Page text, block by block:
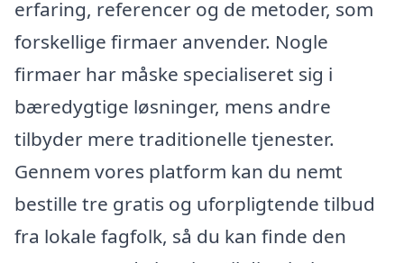
erfaring, referencer og de metoder, som
forskellige firmaer anvender. Nogle
firmaer har måske specialiseret sig i
bæredygtige løsninger, mens andre
tilbyder mere traditionelle tjenester.
Gennem vores platform kan du nemt
bestille tre gratis og uforpligtende tilbud
fra lokale fagfolk, så du kan finde den